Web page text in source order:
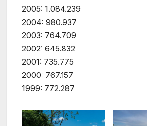
2005: 1.084.239
2004: 980.937
2003: 764.709
2002: 645.832
2001: 735.775
2000: 767.157
1999: 772.287